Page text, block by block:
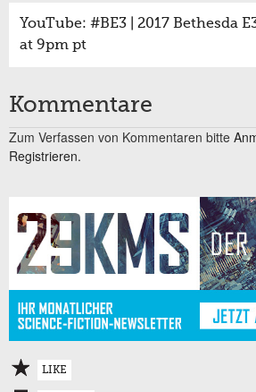
YouTube: #BE3 | 2017 Bethesda
at 9pm pt
Kommentare
Zum Verfassen von Kommentaren bitte
Registrieren.
LIKE